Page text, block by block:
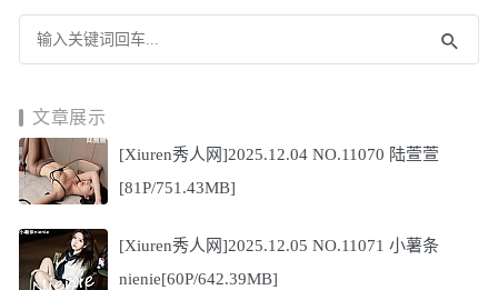
文章展示
[Xiuren秀人网]2025.12.04 NO.11070 陆萱萱
[81P/751.43MB]
[Xiuren秀人网]2025.12.05 NO.11071 小薯条
nienie[60P/642.39MB]